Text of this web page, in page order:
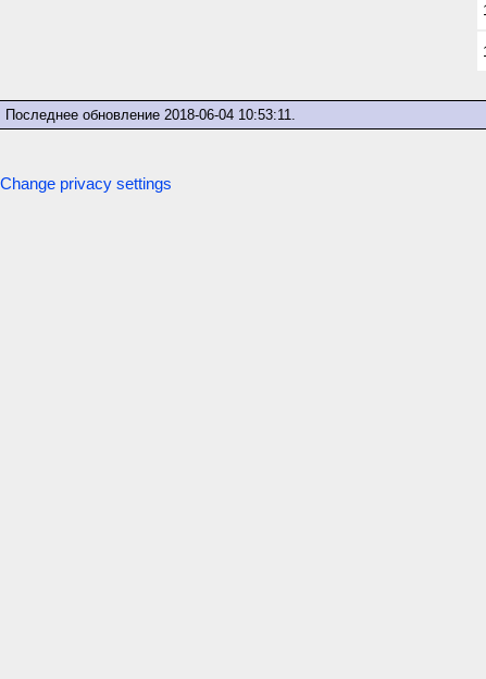
Последнее обновление 2018-06-04 10:53:11.
Change privacy settings